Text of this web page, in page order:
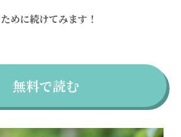
めに続けてみます！
無料で読む